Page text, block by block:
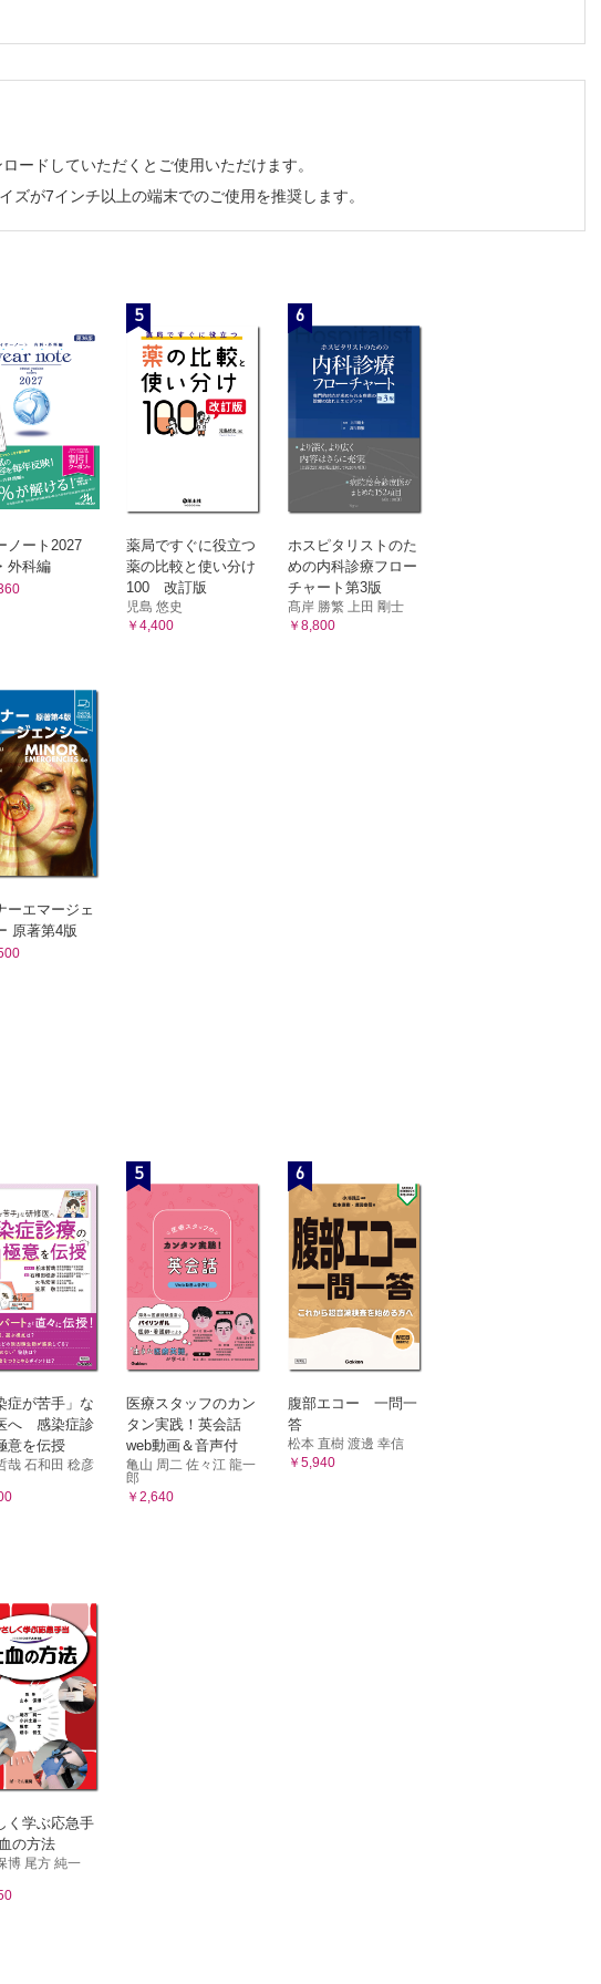
ードしていただくとご使用いただけます。
が7インチ以上の端末でのご使用を推奨します。
ノート2027
外科編
5
薬局ですぐに役立つ
薬の比較と使い分け
100 改訂版
児島 悠史
￥4,400
6
ホスピタリストのた
めの内科診療フロー
チャート第3版
髙岸 勝繁 上田 剛士
￥8,800
ーエマージェ
原著第4版
症が苦手」な
へ 感染症診
意を伝授
哉 石和田 稔彦
5
医療スタッフのカン
タン実践！英会話
web動画＆音声付
亀山 周二 佐々江 龍一
郎
￥2,640
6
腹部エコー 一問一
答
松本 直樹 渡邊 幸信
￥5,940
く学ぶ応急手
の方法
博 尾方 純一